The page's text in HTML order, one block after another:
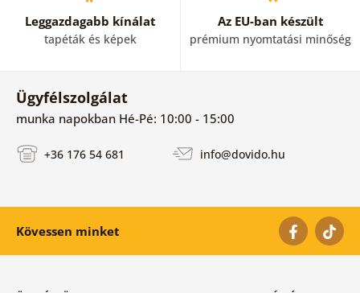
Leggazdagabb kínálat
tapéták és képek
Az EU-ban készült
prémium nyomtatási minőség
Ügyfélszolgálat
munka napokban Hé-Pé: 10:00 - 15:00
+36 176 54 681 info@dovido.hu
Kövessen minket